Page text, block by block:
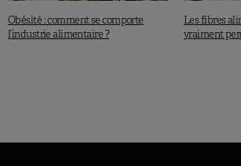
Obésité : comment se comporte
l’industrie alimentaire ?
Les fibres
vraiment